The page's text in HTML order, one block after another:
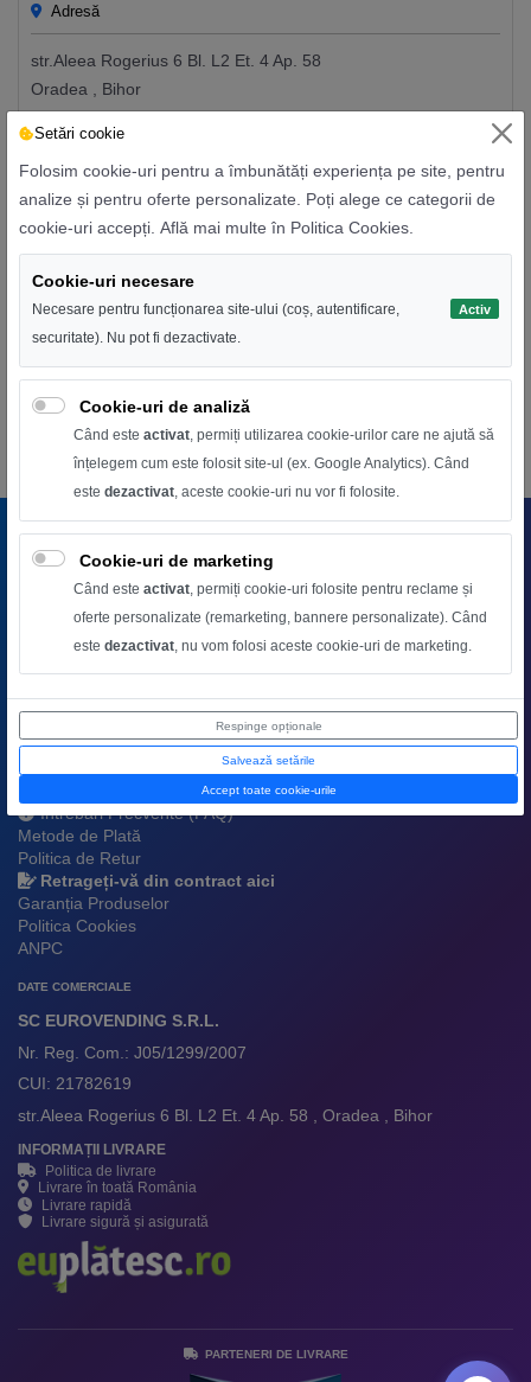
Adresă
str.Aleea Rogerius 6 Bl. L2 Et. 4 Ap. 58
Oradea , Bihor
410363
europartsvending@gmail.com
https://www.eurovending.ro
Bancă:Transilvania
IBAN:RO35RNCB0032085944740001
0745556533
europartsvending@gmail.com
MAGAZINUL MEU
Despre noi
Termeni și Condiții
Politica de Confidențialitate
Contact
Întrebări Frecvente (FAQ)
Metode de Plată
Politica de Retur
Retrageți-vă din contract aici
Garanția Produselor
Politica Cookies
ANPC
DATE COMERCIALE
SC EUROVENDING S.R.L.
Nr. Reg. Com.: J05/1299/2007
CUI: 21782619
str.Aleea Rogerius 6 Bl. L2 Et. 4 Ap. 58 , Oradea , Bihor
INFORMAȚII LIVRARE
Politica de livrare
Livrare în toată România
Livrare rapidă
Livrare sigură și asigurată
PARTENERI DE LIVRARE
Setări cookie
Folosim cookie-uri pentru a îmbunătăți experiența pe site, pentru
analize și pentru oferte personalizate. Poți alege ce categorii de
cookie-uri accepți. Află mai multe în Politica Cookies
Cookie-uri necesare
Necesare pentru funcționarea site-ului (coș, autentificare,
securitate). Nu pot fi dezactivate.
Activ
Cookie-uri de analiză
Când este activat, permiți utilizarea cookie-urilor care ne ajută să
înțelegem cum este folosit site-ul (ex. Google Analytics). Când
este dezactivat, aceste cookie-uri nu vor fi folosite.
Cookie-uri de marketing
Când este activat , permiți cookie-uri folosite pentru reclame și
oferte personalizate (remarketing, bannere personalizate). Când
este dezactivat , nu vom folosi aceste cookie-uri de marketing.
Respinge opționale
Salvează setările
Accept toate cookie-urile